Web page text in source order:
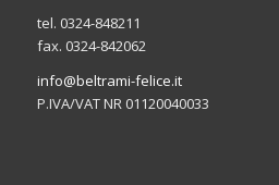
tel. 0324-848211
fax. 0324-842062
info@beltrami-felice.it
P.IVA/VAT NR 01120040033